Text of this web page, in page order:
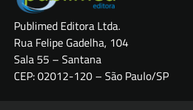
Publimed Editora Ltda.
Rua Felipe Gadelha, 104
Sala 55 – Santana
CEP: 02012-120 – São Paulo/SP